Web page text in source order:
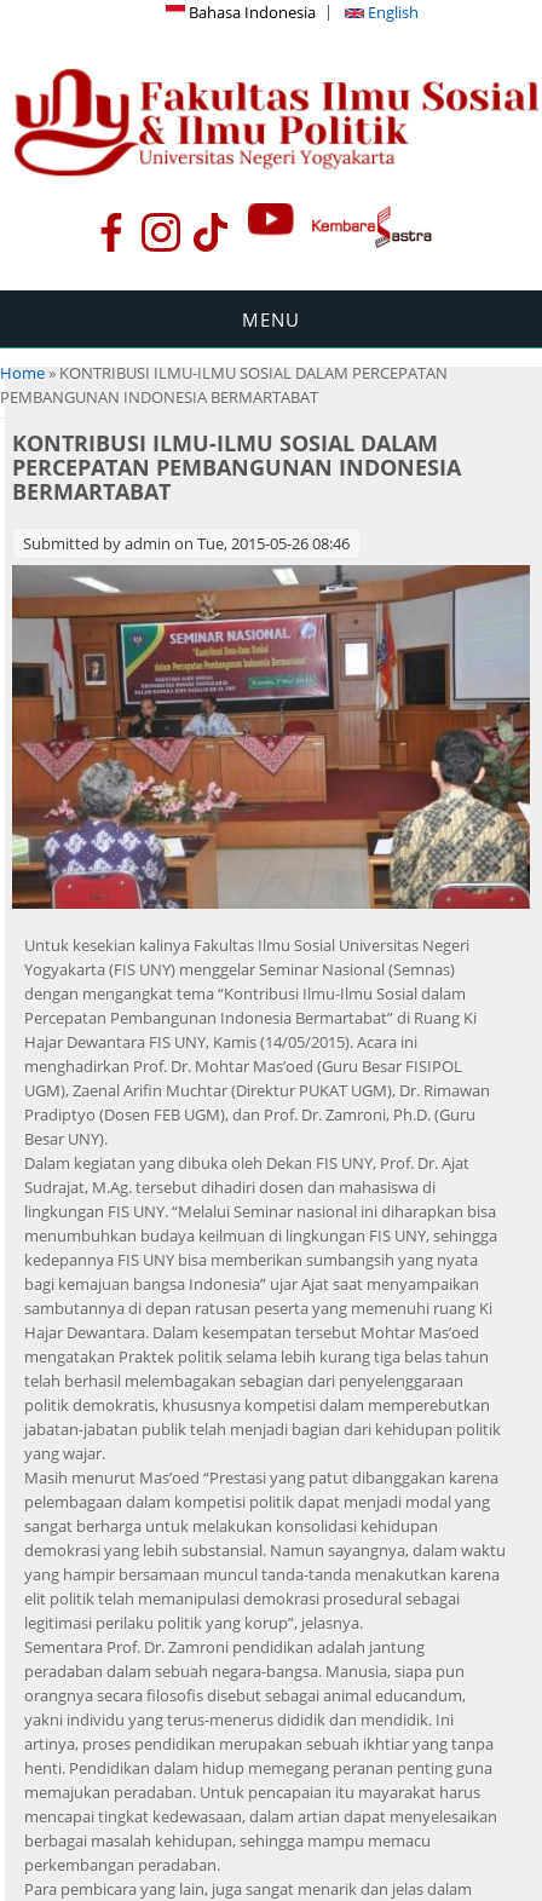
Bahasa Indonesia English
MENU
You are here
Home» KONTRIBUSI ILMU-ILMU SOSIAL DALAM PERCEPATAN
PEMBANGUNAN INDONESIA BERMARTABAT
KONTRIBUSI ILMU-ILMU SOSIAL DALAM
PERCEPATAN PEMBANGUNAN INDONESIA
BERMARTABAT
Submitted byadmin on Tue, 2015-05-26 08:46
Untuk kesekian kalinya Fakultas Ilmu Sosial Universitas Negeri
Yogyakarta (FIS UNY) menggelar Seminar Nasional (Semnas)
dengan mengangkat tema “Kontribusi Ilmu-Ilmu Sosial dalam
Percepatan Pembangunan Indonesia Bermartabat” di Ruang Ki
Hajar Dewantara FIS UNY, Kamis (14/05/2015). Acara ini
menghadirkan Prof. Dr. Mohtar Mas’oed (Guru Besar FISIPOL
UGM), Zaenal Arifin Muchtar (Direktur PUKAT UGM), Dr. Rimawan
Pradiptyo (Dosen FEB UGM), dan Prof. Dr. Zamroni, Ph.D. (Guru
Besar UNY).
Dalam kegiatan yang dibuka oleh Dekan FIS UNY, Prof. Dr. Ajat
Sudrajat, M.Ag. tersebut dihadiri dosen dan mahasiswa di
lingkungan FIS UNY. “Melalui Seminar nasional ini diharapkan bisa
menumbuhkan budaya keilmuan di lingkungan FIS UNY, sehingga
kedepannya FIS UNY bisa memberikan sumbangsih yang nyata
bagi kemajuan bangsa Indonesia” ujar Ajat saat menyampaikan
sambutannya di depan ratusan peserta yang memenuhi ruang Ki
Hajar Dewantara. Dalam kesempatan tersebut Mohtar Mas’oed
mengatakan Praktek politik selama lebih kurang tiga belas tahun
telah berhasil melembagakan sebagian dari penyelenggaraan
politik demokratis, khususnya kompetisi dalam memperebutkan
jabatan-jabatan publik telah menjadi bagian dari kehidupan politik
yang wajar.
Masih menurut Mas’oed “Prestasi yang patut dibanggakan karena
pelembagaan dalam kompetisi politik dapat menjadi modal yang
sangat berharga untuk melakukan konsolidasi kehidupan
demokrasi yang lebih substansial. Namun sayangnya, dalam waktu
yang hampir bersamaan muncul tanda-tanda menakutkan karena
elit politik telah memanipulasi demokrasi prosedural sebagai
legitimasi perilaku politik yang korup”, jelasnya.
Sementara Prof. Dr. Zamroni pendidikan adalah jantung
peradaban dalam sebuah negara-bangsa. Manusia, siapa pun
orangnya secara filosofis disebut sebagai animal educandum,
yakni individu yang terus-menerus dididik dan mendidik. Ini
artinya, proses pendidikan merupakan sebuah ikhtiar yang tanpa
henti. Pendidikan dalam hidup memegang peranan penting guna
memajukan peradaban. Untuk pencapaian itu mayarakat harus
mencapai tingkat kedewasaan, dalam artian dapat menyelesaikan
berbagai masalah kehidupan, sehingga mampu memacu
perkembangan peradaban.
Para pembicara yang lain, juga sangat menarik dan jelas dalam